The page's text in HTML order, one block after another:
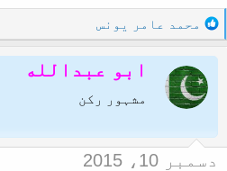
R
e
a
c
t
o
محمد عامر یونس
ابو عبدالله
مشہور رکن
دسمبر 10، 2015